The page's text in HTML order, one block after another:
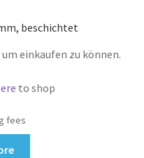
beschichtet
einkaufen zu können.
to shop
fees